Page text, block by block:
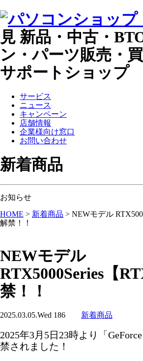
見 新品・中古・
ン・パーツ販売・
サポートショップ
サービス
ニュース
キャンペーン
店舗情報
企業様向け窓口
お問い合わせ
新着商品
お知らせ
HOME > 新着商品 > NEWモデル
解禁！！
NEWモデル
RTX5000Series【
禁！！
2025.03.05.Wed 186 新着商品
2025年3月5日23時より「
禁されました！